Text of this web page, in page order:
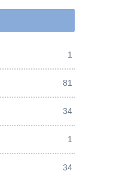
1
81
34
1
34